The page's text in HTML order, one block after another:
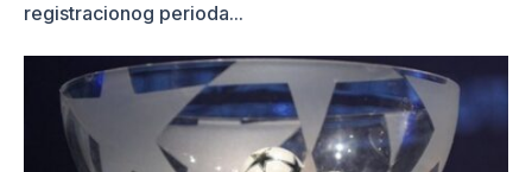
registracionog perioda...